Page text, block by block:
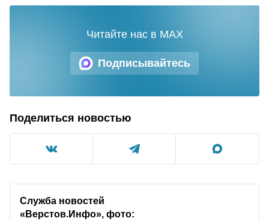
Подписывайтесь
Читайте нас в MAX
Поделиться новостью
Служба новостей
«Верстов.Инфо», фото: